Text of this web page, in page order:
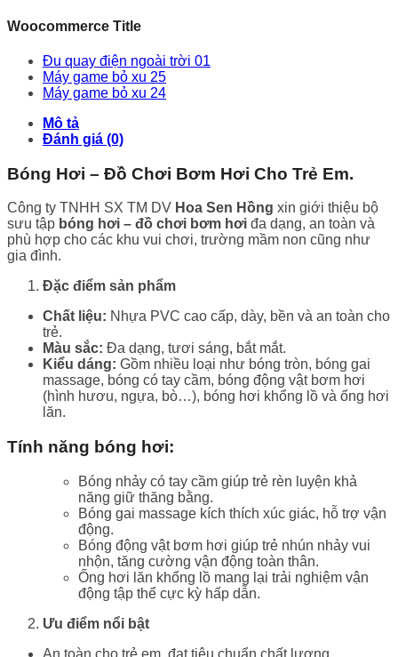
Woocommerce Title
Đu quay điện ngoài trời 01
Máy game bỏ xu 25
Máy game bỏ xu 24
Mô tả
Đánh giá (0)
Bóng Hơi – Đồ Chơi Bơm Hơi Cho Trẻ Em.
Công ty TNHH SX TM DV Hoa Sen Hồng xin giới thiệu bộ
sưu tập bóng hơi – đồ chơi bơm hơi đa dạng, an toàn và
phù hợp cho các khu vui chơi, trường mầm non cũng như
gia đình.
Đặc điểm sản phẩm
Chất liệu: Nhựa PVC cao cấp, dày, bền và an toàn cho
trẻ.
Màu sắc: Đa dạng, tươi sáng, bắt mắt.
Kiểu dáng: Gồm nhiều loại như bóng tròn, bóng gai
massage, bóng có tay cầm, bóng động vật bơm hơi
(hình hươu, ngựa, bò…), bóng hơi khổng lồ và ống hơi
lăn.
Tính năng bóng hơi:
Bóng nhảy có tay cầm giúp trẻ rèn luyện khả
năng giữ thăng bằng.
Bóng gai massage kích thích xúc giác, hỗ trợ vận
động.
Bóng động vật bơm hơi giúp trẻ nhún nhảy vui
nhộn, tăng cường vận động toàn thân.
Ống hơi lăn khổng lồ mang lại trải nghiệm vận
động tập thể cực kỳ hấp dẫn.
Ưu điểm nổi bật
An toàn cho trẻ em, đạt tiêu chuẩn chất lượng.